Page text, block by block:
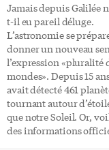
Jamais depuis Galilée
t-il eu pareil déluge.
L’astronomie se
donner un nouveau
l’expression «pluralité
mondes». Depuis 15
avait détecté 461
tournant autour
que notre Soleil. Or,
des informations